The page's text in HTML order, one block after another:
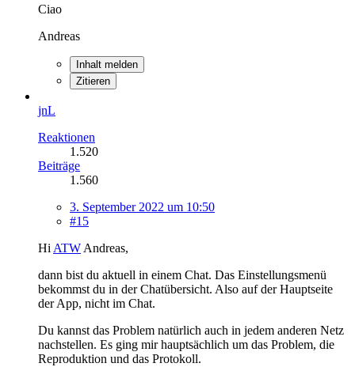
Ciao
Andreas
Inhalt melden
Zitieren
jnL
Reaktionen
1.520
Beiträge
1.560
3. September 2022 um 10:50
#15
Hi ATW Andreas,
dann bist du aktuell in einem Chat. Das Einstellungsmenü
bekommst du in der Chatübersicht. Also auf der Hauptseite
der App, nicht im Chat.
Du kannst das Problem natürlich auch in jedem anderen Netz
nachstellen. Es ging mir hauptsächlich um das Problem, die
Reproduktion und das Protokoll.